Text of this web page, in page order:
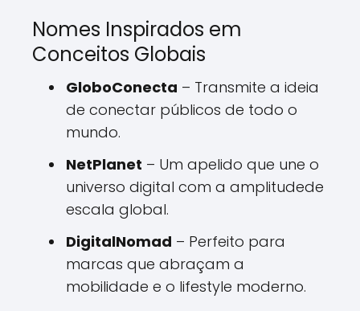
Nomes Inspirados em
Conceitos Globais
GloboConecta – Transmite a ideia
de conectar públicos de todo o
mundo.
NetPlanet – Um apelido que une o
universo digital com a amplitudede
escala global.
DigitalNomad – Perfeito para
marcas que abraçam a
mobilidade e o lifestyle moderno.